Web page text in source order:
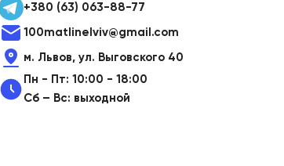
+380 (63) 063-88-77
100matlinelviv@gmail.com
м. Львов, ул. Выговского 40
Пн - Пт: 10:00 - 18:00
Сб – Вс: выходной